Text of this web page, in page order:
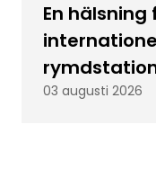
En hälsning
03 augusti 2026